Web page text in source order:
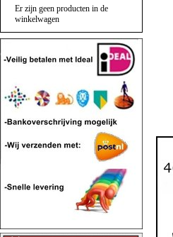
Er zijn geen producten in de
winkelwagen